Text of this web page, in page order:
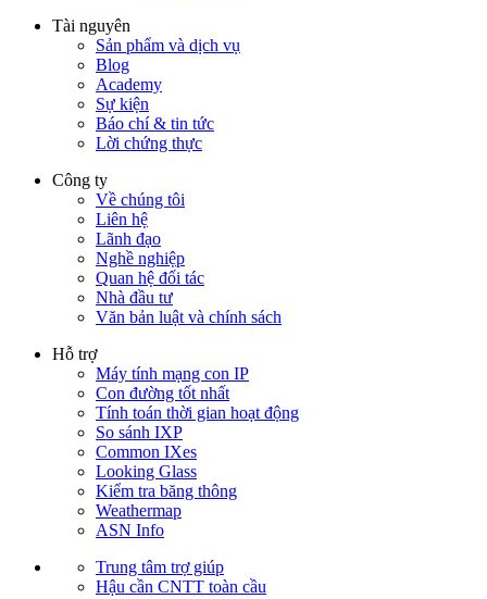
Tài nguyên
Sản phẩm và dịch vụ
Blog
Academy
Sự kiện
Báo chí & tin tức
Lời chứng thực
Công ty
Về chúng tôi
Liên hệ
Lãnh đạo
Nghề nghiệp
Quan hệ đối tác
Nhà đầu tư
Văn bản luật và chính sách
Hỗ trợ
Máy tính mạng con IP
Con đường tốt nhất
Tính toán thời gian hoạt động
So sánh IXP
Common IXes
Looking Glass
Kiểm tra băng thông
Weathermap
ASN Info
Trung tâm trợ giúp
Hậu cần CNTT toàn cầu